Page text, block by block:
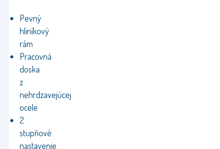
Pevný
hliníkový
rám
Pracovná
doska
z
nehrdzavejúcej
ocele
2
stupňové
nastavenie